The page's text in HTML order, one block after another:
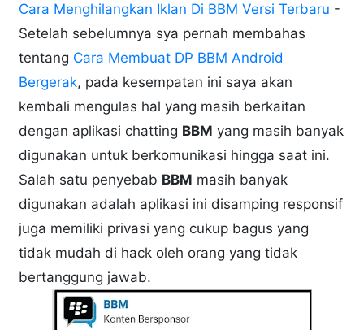
Cara Menghilangkan Iklan Di BBM Versi Terbaru -
Setelah sebelumnya sya pernah membahas
tentang Cara Membuat DP BBM Android
Bergerak, pada kesempatan ini saya akan
kembali mengulas hal yang masih berkaitan
dengan aplikasi chatting BBM yang masih banyak
digunakan untuk berkomunikasi hingga saat ini.
Salah satu penyebab BBM masih banyak
digunakan adalah aplikasi ini disamping responsif
juga memiliki privasi yang cukup bagus yang
tidak mudah di hack oleh orang yang tidak
bertanggung jawab.